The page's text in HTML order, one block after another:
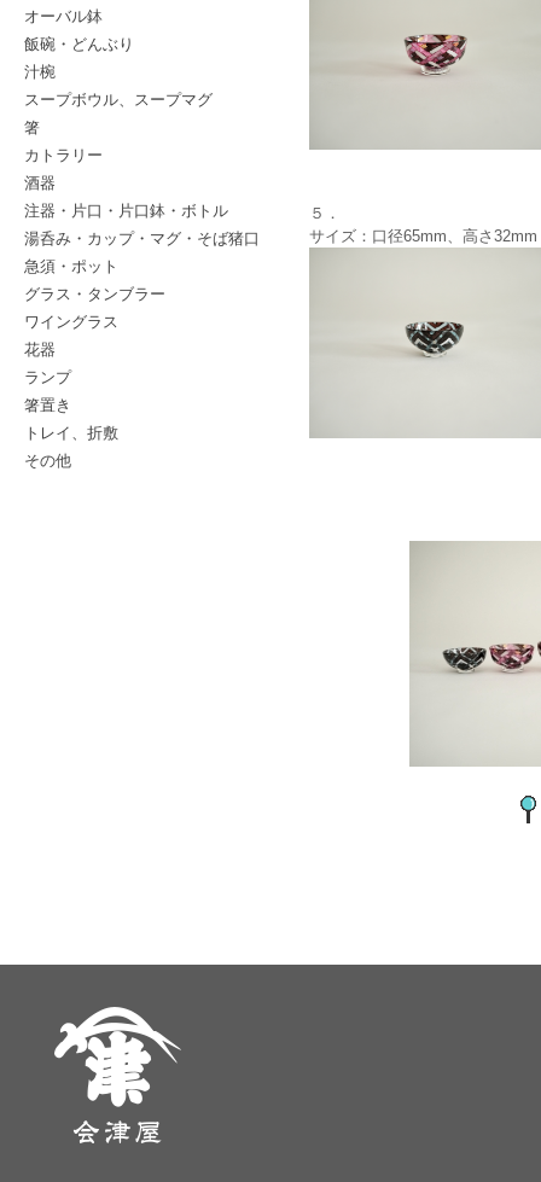
オーバル鉢
飯碗・どんぶり
汁椀
スープボウル、スープマグ
箸
カトラリー
酒器
注器・片口・片口鉢・ボトル
湯呑み・カップ・マグ・そば猪口
急須・ポット
グラス・タンブラー
ワイングラス
花器
ランプ
箸置き
トレイ、折敷
その他
５．
サイズ：口径65mm、高さ32mm